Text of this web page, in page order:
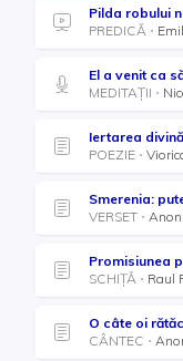
Pilda robului
PREDICĂ
El a venit ca
MEDITAȚII
Iertarea divină
POEZIE
Smerenia:
VERSET
Promisiunea
SCHIȚĂ
Raul
O câte oi
CÂNTEC